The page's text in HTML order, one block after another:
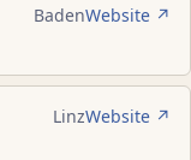
BadenWebsite ↗
LinzWebsite ↗